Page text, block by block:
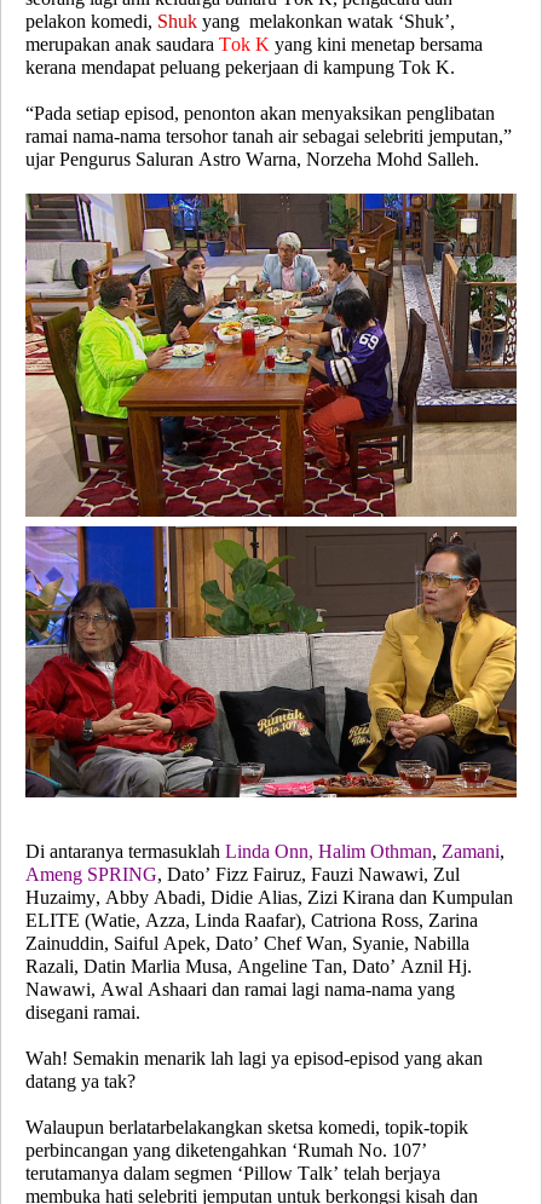
pelakon komedi, Shuk yang melakonkan watak ‘Shuk’,
merupakan anak saudara Tok K yang kini menetap bersama
kerana mendapat peluang pekerjaan di kampung Tok K.
“Pada setiap episod, penonton akan menyaksikan penglibatan
ramai nama-nama tersohor tanah air sebagai selebriti jemputan,”
ujar Pengurus Saluran Astro Warna, Norzeha Mohd Salleh.
Di antaranya termasuklah Linda Onn, Halim Othman, Zamani,
Ameng SPRING, Dato’ Fizz Fairuz, Fauzi Nawawi, Zul
Huzaimy, Abby Abadi, Didie Alias, Zizi Kirana dan Kumpulan
ELITE (Watie, Azza, Linda Raafar), Catriona Ross, Zarina
Zainuddin, Saiful Apek, Dato’ Chef Wan, Syanie, Nabilla
Razali, Datin Marlia Musa, Angeline Tan, Dato’ Aznil Hj.
Nawawi, Awal Ashaari dan ramai lagi nama-nama yang
disegani ramai.
Wah! Semakin menarik lah lagi ya episod-episod yang akan
datang ya tak?
Walaupun berlatarbelakangkan sketsa komedi, topik-topik
perbincangan yang diketengahkan ‘Rumah No. 107’
terutamanya dalam segmen ‘Pillow Talk’ telah berjaya
membuka hati selebriti jemputan untuk berkongsi kisah dan